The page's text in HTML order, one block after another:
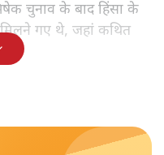
चुनाव के बाद हिंसा के
मिलने गए थे, जहां कथित